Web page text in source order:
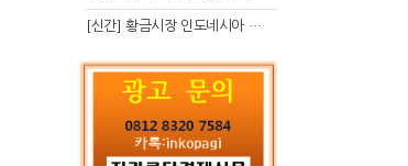
[신간] 황금시장 인도네시아 슈퍼리치의 성공 수업